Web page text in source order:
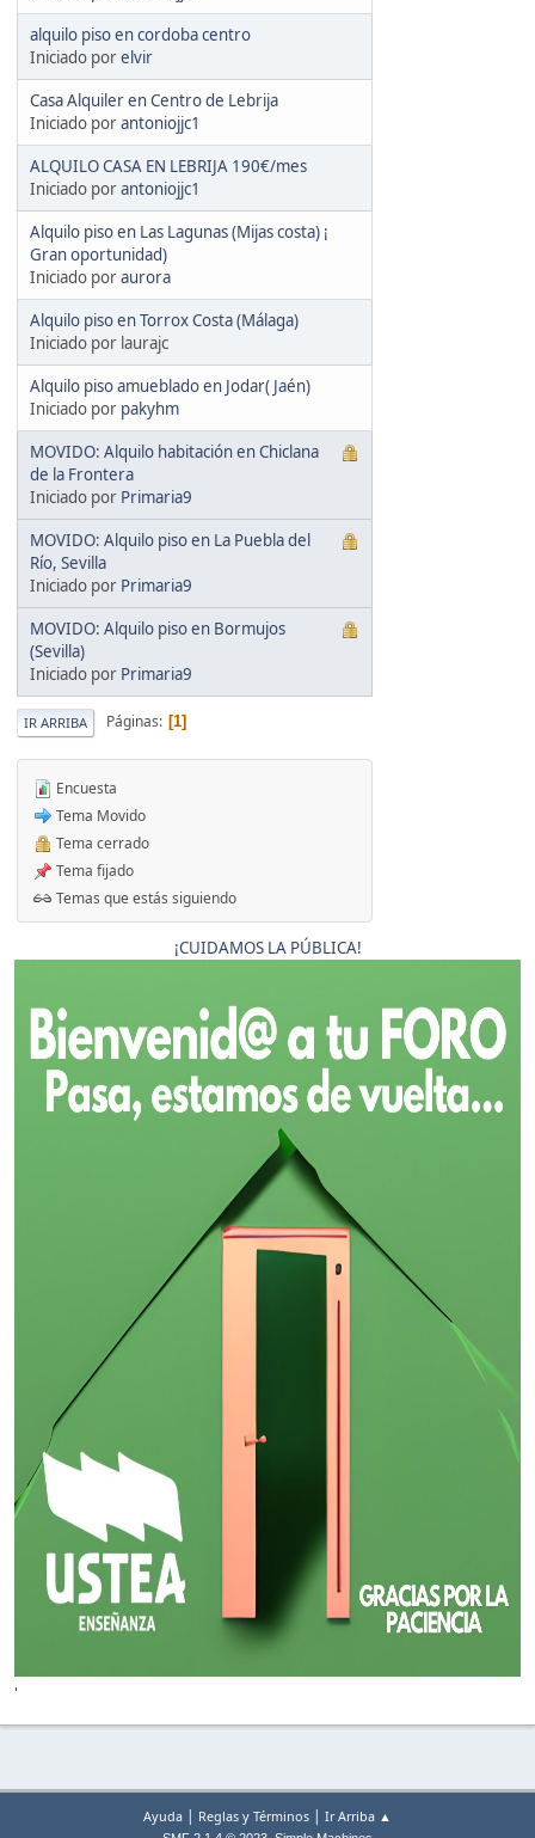
alquilo piso en cordoba centro
Iniciado porelvir
Casa Alquiler en Centro de Lebrija
Iniciado porantoniojjc1
ALQUILO CASA EN LEBRIJA 190€/mes
Iniciado porantoniojjc1
Alquilo piso en Las Lagunas (Mijas costa) ¡
Gran oportunidad)
Iniciado poraurora
Alquilo piso en Torrox Costa (Málaga)
Iniciado por laurajc
Alquilo piso amueblado en Jodar( Jaén)
Iniciado por pakyhm
MOVIDO: Alquilo habitación en Chiclana
de la Frontera
Iniciado por Primaria9
MOVIDO: Alquilo piso en La Puebla del
Río, Sevilla
Iniciado por Primaria9
MOVIDO: Alquilo piso en Bormujos
(Sevilla)
Iniciado por Primaria9
IR ARRIBA Páginas 1
Encuesta
Tema Movido
Tema cerrado
Tema fijado
Temas que estás siguiendo
¡CUIDAMOS LA PÚBLICA!
'
Ayuda | Reglas y Términos | Ir Arriba ▲